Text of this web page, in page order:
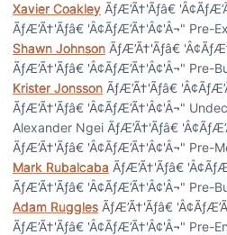
Xavier Coakley ÃƒÆ’Ã†'Ãƒâ€
ÃƒÆ’Ã†'Ãƒâ€ 'Â¢ÃƒÆ’Ã†'Â¢'Â¬" Pre-
Shawn Johnson ÃƒÆ’Ã†'Ãƒâ€
ÃƒÆ’Ã†'Ãƒâ€ 'Â¢ÃƒÆ’Ã†'Â¢'Â¬" Pre-
Krister Jonsson ÃƒÆ’Ã†'Ãƒâ€
ÃƒÆ’Ã†'Ãƒâ€ 'Â¢ÃƒÆ’Ã†'Â¢'Â¬"
Alexander Ngei ÃƒÆ’Ã†'Ãƒâ€
ÃƒÆ’Ã†'Ãƒâ€ 'Â¢ÃƒÆ’Ã†'Â¢'Â¬" Pre-
Mark Rubalcaba ÃƒÆ’Ã†'Ãƒâ€
ÃƒÆ’Ã†'Ãƒâ€ 'Â¢ÃƒÆ’Ã†'Â¢'Â¬" Pre-
Adam Ruggles ÃƒÆ’Ã†'Ãƒâ€
ÃƒÆ’Ã†'Ãƒâ€ 'Â¢ÃƒÆ’Ã†'Â¢'Â¬" Pre-